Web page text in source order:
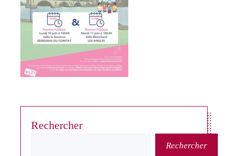
Rechercher
Rechercher